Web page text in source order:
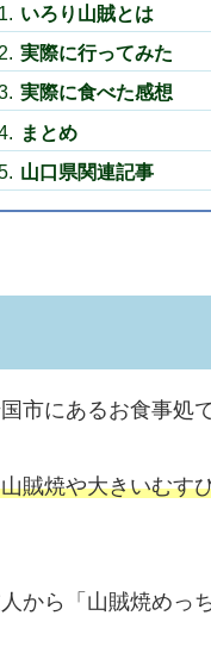
いろり山賊とは
実際に行ってみた
実際に食べた感想
まとめ
山口県関連記事
市にあるお食事処で
賊焼や大きいむす
から「山賊焼めっ